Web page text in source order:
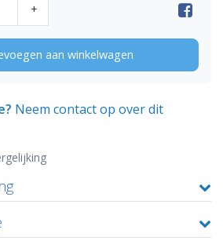
+
aan winkelwagen
Neem contact op over dit